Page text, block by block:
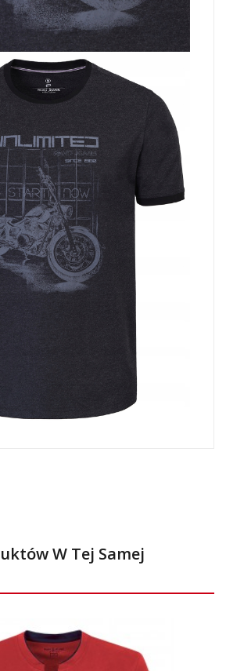
W Tej Samej